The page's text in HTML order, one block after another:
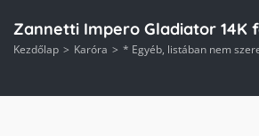
Zannetti Impero Gladiator 14K
Kezdőlap Karóra * Egyéb, listában nem